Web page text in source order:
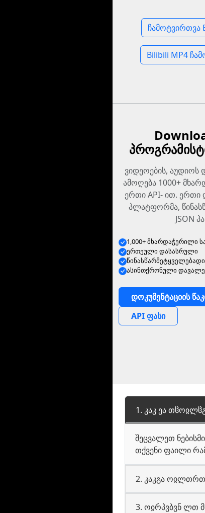
ჩამოტვირთვა
Bilibili MP4
ვიდეოების, აუდიოს
ამოღება 1000+
ერთი API- ით. ერთი
პლატფორმა,
JSON
1,000+ მხარდაჭერილი
ერთეული დასასრული
წინასწარმეტყველებადი
ასინთქრონული
დოკუმენტაციის
API ფასი
1. კაკ ეა
შეცვალეთ
თქვენი ფაილი
2. კაკგა
3. ოჲრპვბვნ ლთ